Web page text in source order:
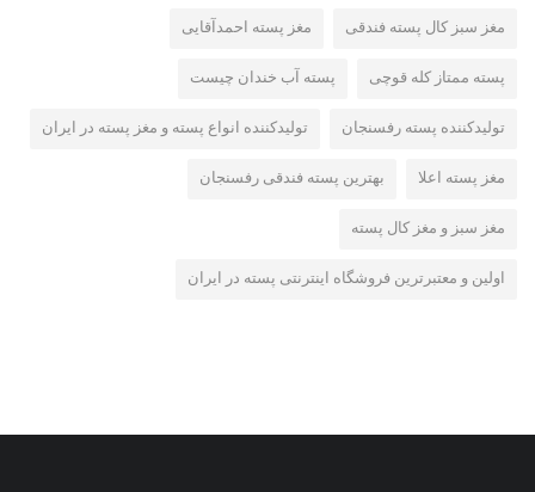
مغز سبز کال پسته فندقی مغز پسته احمدآقایی
پسته ممتاز کله قوچی پسته آب خندان چیست
تولیدکننده پسته رفسنجان تولیدکننده انواع پسته و مغز پسته در ایران
مغز پسته اعلا بهترین پسته فندقی رفسنجان
مغز سبز و مغز کال پسته
اولین و معتبرترین فروشگاه اینترنتی پسته در ایران